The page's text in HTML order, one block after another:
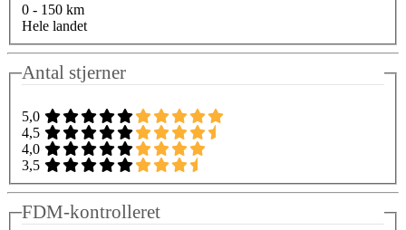
0 - 150 km
Hele landet
Antal stjerner
5,0
4,5
4,0
3,5
FDM-kontrolleret